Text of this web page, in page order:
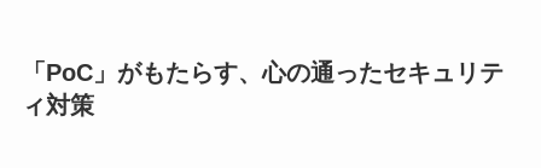
「PoC」がもたらす、心の通ったセキュリテ
ィ対策